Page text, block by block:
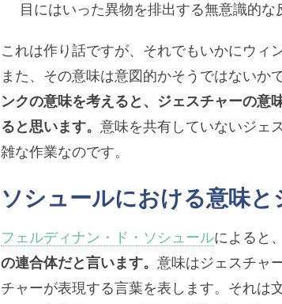
目にはいった異物を排出する無意識的な
これは作り話ですが、それでもいかにウィ
また、その意味は意図的かそうではないか
ンクの意味を考えると、ジェスチャーの意
ると思います。 意味を共有していないジェ
雑な作業なのです。
ソシュールにおける意味と
フェルディナン・ド・ソシュールによると、
の連合体だと言います。 意味はジェスチャ
チャーが表現する言葉を表します。それは